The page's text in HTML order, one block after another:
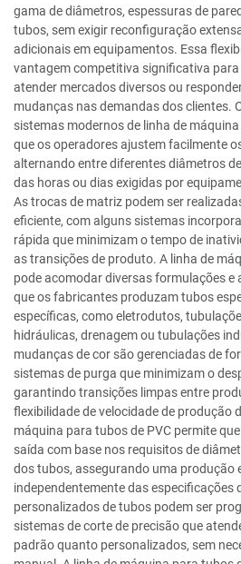
gama de diâmetros, espessuras de
tubos, sem exigir reconfiguração
adicionais em equipamentos. Essa
vantagem competitiva significativa
atender mercados diversos ou
mudanças nas demandas dos clientes.
sistemas modernos de linha de
que os operadores ajustem facilmente
alternando entre diferentes diâmetros
das horas ou dias exigidas por
As trocas de matriz podem ser
eficiente, com alguns sistemas
rápida que minimizam o tempo de
as transições de produto. A linha de
pode acomodar diversas formulações e
que os fabricantes produzam tubos
específicas, como eletrodutos,
hidráulicas, drenagem ou tubulações
mudanças de cor são gerenciadas de
sistemas de purga que minimizam o
garantindo transições limpas entre
flexibilidade de velocidade de produção
máquina para tubos de PVC permite
saída com base nos requisitos de
dos tubos, assegurando uma produção
independentemente das
personalizados de tubos podem ser
sistemas de corte de precisão que
padrão quanto personalizados, sem